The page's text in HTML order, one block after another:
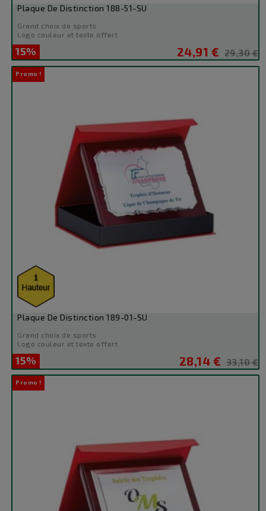
15%
Plaque De Distinction 188-51-SU
Grand choix de sports
Logo couleur et texte offert
Prix
24,91 € Prix
de
29,30 €
Promo !
15%
Plaque De Distinction 189-01-SU
Grand choix de sports
Logo couleur et texte offert
Prix
28,14 € Prix
de
33,10 €
Promo !